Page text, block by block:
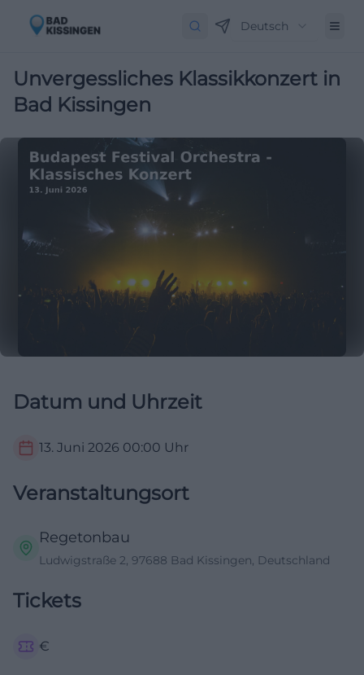
Deutsch
Unvergessliches Klassikkonzert in
Bad Kissingen
Datum und Uhrzeit
13. Juni 2026 00:00 Uhr
Veranstaltungsort
Regetonbau
Ludwigstraße 2, 97688 Bad Kissingen, Deutschland
Tickets
€